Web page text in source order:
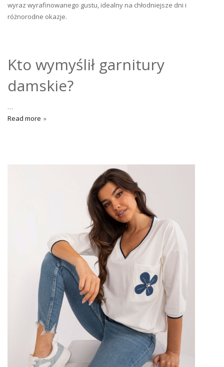
wyraz wyrafinowanego gustu, idealny na chłodniejsze dni i
różnorodne okazje.
Kto wymyślił garnitury
damskie?
…
Read more